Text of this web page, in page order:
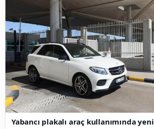
Yabancı plakalı araç kullanımında